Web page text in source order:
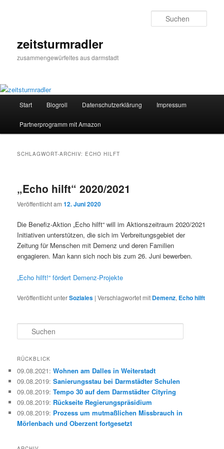
zeitsturmradler
zusammengewürfeltes aus darmstadt
Start Blogroll Datenschutzerklärung Impressum
Partnerprogramm mit Amazon
SCHLAGWORT-ARCHIV: ECHO HILFT
„Echo hilft“ 2020/2021
Veröffentlicht am12. Juni 2020
Die Benefiz-Aktion „Echo hilft“ will im Aktionszeitraum 2020/2021
Initiativen unterstützen, die sich im Verbreitungsgebiet der
Zeitung für Menschen mit Demenz und deren Familien
engagieren. Man kann sich noch bis zum 26. Juni bewerben.
„Echo hilft!“ fördert Demenz-Projekte
Veröffentlicht unterSoziales |Verschlagwortet mit Demenz, Echo hilft
u
h
n
RÜCKBLICK
09.08.2021:Wohnen am Dalles in Weiterstadt
09.08.2019:Sanierungsstau bei Darmstädter Schulen
09.08.2019:Tempo 30 auf dem Darmstädter Cityring
09.08.2019: Rückseite Regierungspräsidium
09.08.2019: Prozess um mutmaßlichen Missbrauch in
Mörlenbach und Oberzent fortgesetzt